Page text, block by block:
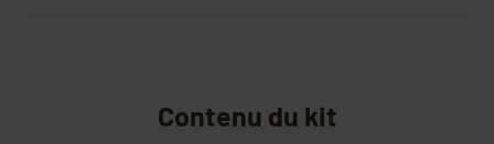
Contenu du kit